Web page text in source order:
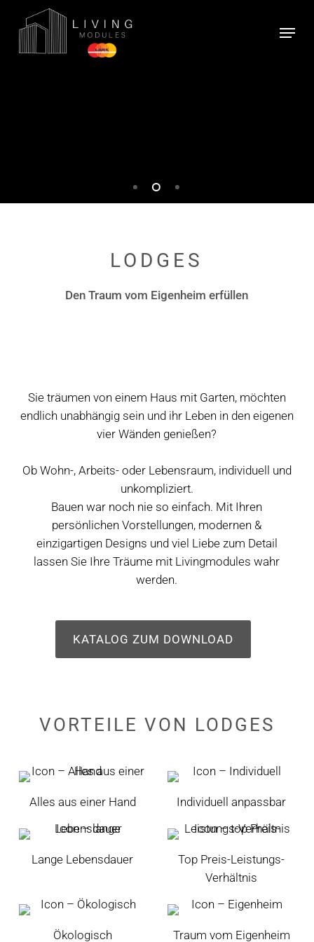
main
Menu
LODGES
Den Traum vom Eigenheim erfüllen
Sie träumen von einem Haus mit Garten, möchten
endlich unabhängig sein und ihr Leben in den eigenen
vier Wänden genießen?
Ob Wohn-, Arbeits- oder Lebensraum, individuell und
unkompliziert.
Bauen war noch nie so einfach. Mit Ihren
persönlichen Vorstellungen, modernen &
einzigartigen Designs und viel Liebe zum Detail
lassen Sie Ihre Träume mit Livingmodules wahr
werden.
KATALOG ZUM DOWNLOAD
VORTEILE VON LODGES
Alles aus einer Hand Individuell anpassbar
Lange Lebensdauer
Top Preis-Leistungs-
Verhältnis
Ökologisch Traum vom Eigenheim